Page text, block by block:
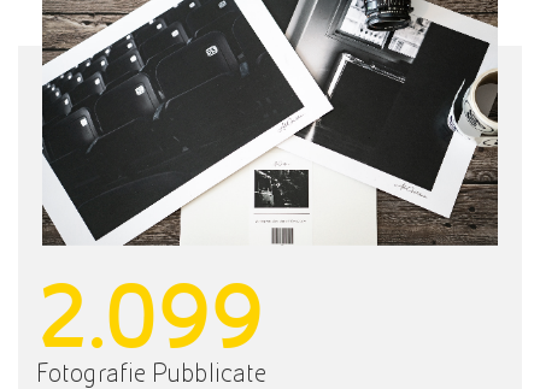
2.099
Fotografie Pubblicate